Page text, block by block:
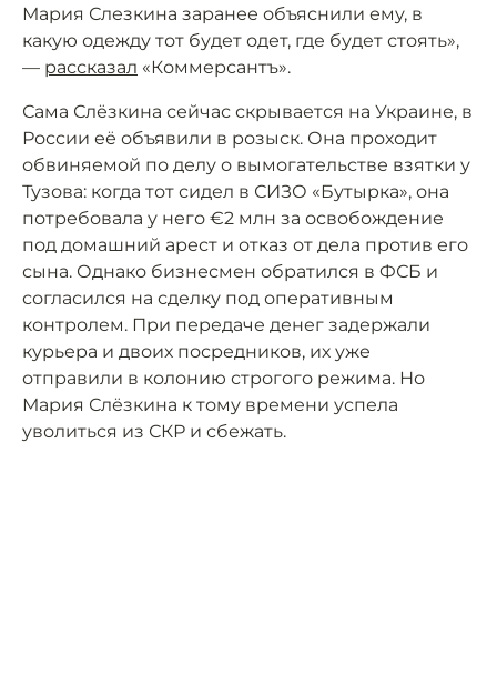
Мария Слезкина заранее объяснили ему, в
какую одежду тот будет одет, где будет стоять»,
— рассказал «Коммерсантъ».
Сама Слёзкина сейчас скрывается на Украине, в
России её объявили в розыск. Она проходит
обвиняемой по делу о вымогательстве взятки у
Тузова: когда тот сидел в СИЗО «Бутырка», она
потребовала у него €2 млн за освобождение
под домашний арест и отказ от дела против его
сына. Однако бизнесмен обратился в ФСБ и
согласился на сделку под оперативным
контролем. При передаче денег задержали
курьера и двоих посредников, их уже
отправили в колонию строгого режима. Но
Мария Слёзкина к тому времени успела
уволиться из СКР и сбежать.